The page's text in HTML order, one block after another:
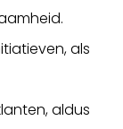
als
aldus